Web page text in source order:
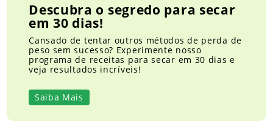
Descubra o segredo para secar
em 30 dias!
Cansado de tentar outros métodos de perda de
peso sem sucesso? Experimente nosso
programa de receitas para secar em 30 dias e
veja resultados incríveis!
Saiba Mais